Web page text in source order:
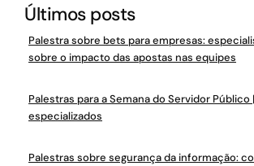
Últimos posts
Palestra sobre bets para empresas:
sobre o impacto das apostas nas equipes
Palestras para a Semana do Servidor Público
especializados
Palestras sobre segurança da informação: